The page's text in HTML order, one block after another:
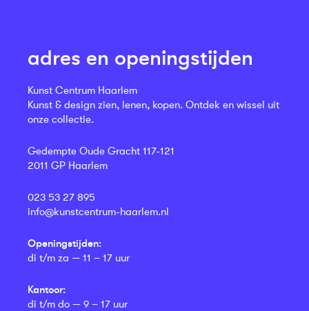
adres en openingstijden
Kunst Centrum Haarlem
Kunst & design zien, lenen, kopen. Ontdek en wissel uit
onze collectie.
Gedempte Oude Gracht 117-121
2011 GP Haarlem
023 53 27 895
info@kunstcentrum-haarlem.nl
Openingstijden:
di t/m za — 11 – 17 uur
Kantoor:
di t/m do — 9 – 17 uur